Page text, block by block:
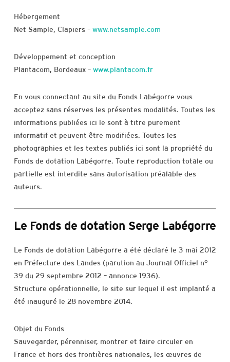
Hébergement
Net Sample, Clapiers – www.netsample.com
Développement et conception
Plantacom, Bordeaux – www.plantacom.fr
En vous connectant au site du Fonds Labégorre vous
acceptez sans réserves les présentes modalités. Toutes les
informations publiées ici le sont à titre purement
informatif et peuvent être modifiées. Toutes les
photographies et les textes publiés ici sont la propriété du
Fonds de dotation Labégorre. Toute reproduction totale ou
partielle est interdite sans autorisation préalable des
auteurs.
Le Fonds de dotation Serge Labégorre
Le Fonds de dotation Labégorre a été déclaré le 3 mai 2012
en Préfecture des Landes (parution au Journal Officiel n°
39 du 29 septembre 2012 – annonce 1936).
Structure opérationnelle, le site sur lequel il est implanté a
été inauguré le 28 novembre 2014.
Objet du Fonds
Sauvegarder, pérenniser, montrer et faire circuler en
France et hors des frontières nationales, les œuvres de